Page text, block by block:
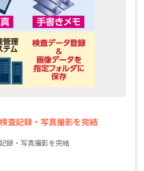
査記録・写真撮影を完結
録・写真撮影を完結